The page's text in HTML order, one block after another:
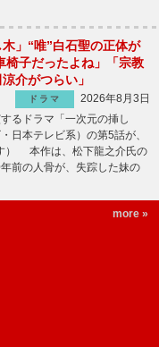
木」“唯”白石聖の正体が
椅子だったよね」「宗教
介がつらい」
ドラマ
2026年8月3日
るドラマ「一次元の挿し
日本テレビ系）の第5話が、
） 本作は、松下龍之介氏の
前の人骨が、失踪した妹の
more »